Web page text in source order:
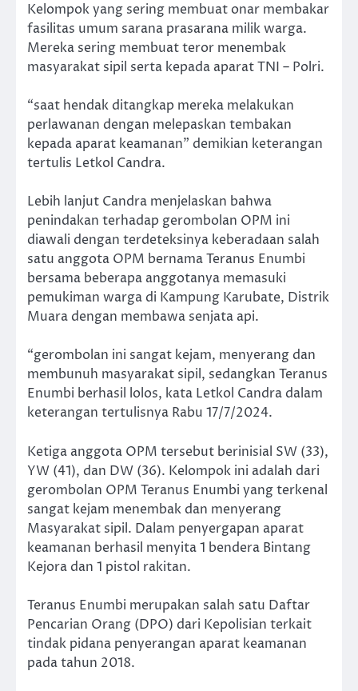
Kelompok yang sering membuat onar membakar
fasilitas umum sarana prasarana milik warga.
Mereka sering membuat teror menembak
masyarakat sipil serta kepada aparat TNI – Polri.
“saat hendak ditangkap mereka melakukan
perlawanan dengan melepaskan tembakan
kepada aparat keamanan” demikian keterangan
tertulis Letkol Candra.
Lebih lanjut Candra menjelaskan bahwa
penindakan terhadap gerombolan OPM ini
diawali dengan terdeteksinya keberadaan salah
satu anggota OPM bernama Teranus Enumbi
bersama beberapa anggotanya memasuki
pemukiman warga di Kampung Karubate, Distrik
Muara dengan membawa senjata api.
“gerombolan ini sangat kejam, menyerang dan
membunuh masyarakat sipil, sedangkan Teranus
Enumbi berhasil lolos, kata Letkol Candra dalam
keterangan tertulisnya Rabu 17/7/2024.
Ketiga anggota OPM tersebut berinisial SW (33),
YW (41), dan DW (36). Kelompok ini adalah dari
gerombolan OPM Teranus Enumbi yang terkenal
sangat kejam menembak dan menyerang
Masyarakat sipil. Dalam penyergapan aparat
keamanan berhasil menyita 1 bendera Bintang
Kejora dan 1 pistol rakitan.
Teranus Enumbi merupakan salah satu Daftar
Pencarian Orang (DPO) dari Kepolisian terkait
tindak pidana penyerangan aparat keamanan
pada tahun 2018.